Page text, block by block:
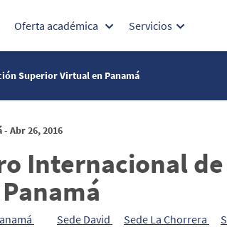
Oferta académica Servicios
Superior Virtual en Panamá
- Abr 26, 2016
Internacional
Sede David Sede La Chorrera